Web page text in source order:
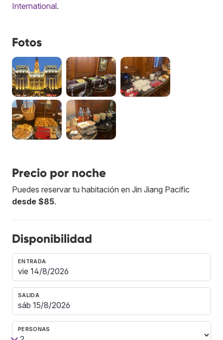
International.
Fotos
Precio por noche
Puedes reservar tu habitación en Jin Jiang Pacific
desde $85.
Disponibilidad
ENTRADA
SALIDA
PERSONAS